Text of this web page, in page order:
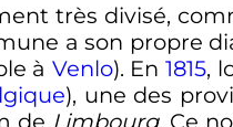
très divisé,
a son propre
à Venlo). En 1815,
), une des
de Limbourg. Ce